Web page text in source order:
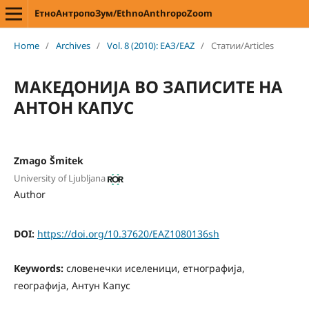
ЕтноАнтропоЗум/EthnoAnthropoZoom
Home / Archives / Vol. 8 (2010): ЕАЗ/EAZ / Статии/Articles
МАКЕДОНИЈА ВО ЗАПИСИТЕ НА
АНТОН КАПУС
Zmago Šmitek
University of Ljubljana
Author
DOI: https://doi.org/10.37620/EAZ1080136sh
Keywords: словенечки иселеници, етнографија,
географија, Антун Капус